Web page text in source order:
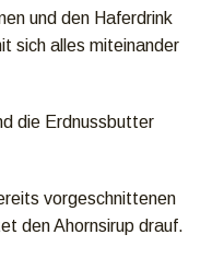
und den Haferdrink
sich alles miteinander
die Erdnussbutter
vorgeschnittenen
den Ahornsirup drauf.